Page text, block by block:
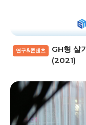
연구&콘텐츠
GH형 살
(2021)